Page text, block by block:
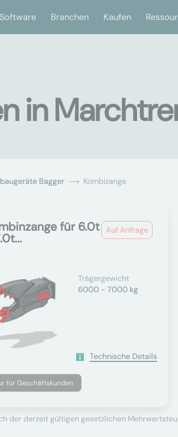
Software Branchen Kaufen
in
Bagger Kombizange
Auf Anfrage
für 6.0t
Trägergewicht
6000 - 7000 kg
Technische Details
für Geschäftskunden
der derzeit gültigen gesetzlichen